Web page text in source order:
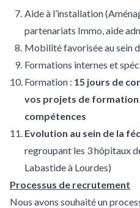
Aide à l’installation
partenariats Immo, aide
Mobilité favorisée au sein
Formations internes et
Formation : 15 jours de
vos projets de formation
compétences
Evolution au sein de la
regroupant les 3 hôpitaux
Labastide à Lourdes)
Processus de recrutement
Nous avons souhaité un